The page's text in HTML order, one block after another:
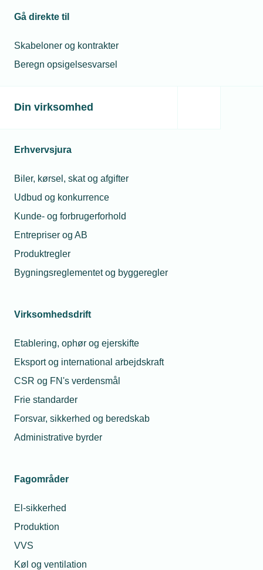
Gå direkte til
Skabeloner og kontrakter
Beregn opsigelsesvarsel
Din virksomhed
Erhvervsjura
Biler, kørsel, skat og afgifter
Udbud og konkurrence
Kunde- og forbrugerforhold
Entrepriser og AB
Produktregler
Bygningsreglementet og byggeregler
Virksomhedsdrift
Etablering, ophør og ejerskifte
Eksport og international arbejdskraft
CSR og FN's verdensmål
Frie standarder
Forsvar, sikkerhed og beredskab
Administrative byrder
Fagområder
El-sikkerhed
Produktion
VVS
Køl og ventilation